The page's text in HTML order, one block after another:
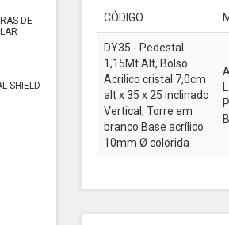
DE
SHIELD
CÓDIGO
DY35 - Pedestal
1,15Mt Alt, Bolso
Acrilico cristal 7,0cm
alt x 35 x 25 inclinado
Vertical, Torre em
branco Base acrílico
10mm Ø colorida